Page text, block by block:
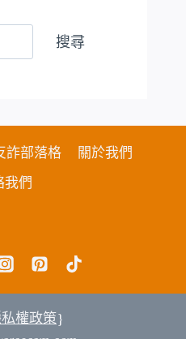
搜尋
詐部落格
關於我們
我們
私權政策}